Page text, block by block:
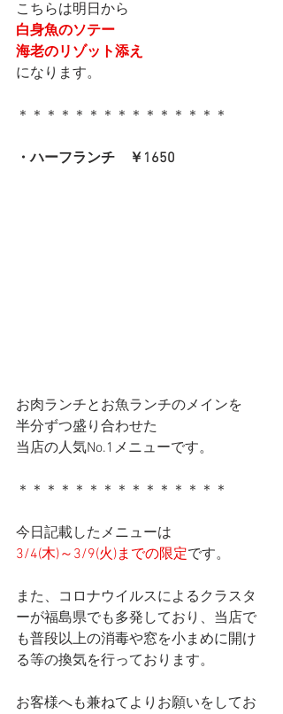
こちらは明日から
白身魚のソテー
海老のリゾット添え
になります。
＊＊＊＊＊＊＊＊＊＊＊＊＊＊＊
・ハーフランチ　￥1650
お肉ランチとお魚ランチのメインを
半分ずつ盛り合わせた
当店の人気No.1メニューです。
＊＊＊＊＊＊＊＊＊＊＊＊＊＊＊
今日記載したメニューは
3/4(木)～3/9(火)までの限定です。
また、コロナウイルスによるクラスタ
ーが福島県でも多発しており、当店で
も普段以上の消毒や窓を小まめに開け
る等の換気を行っております。
お客様へも兼ねてよりお願いをしてお